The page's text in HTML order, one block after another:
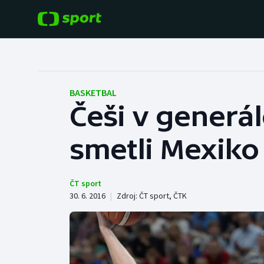
Hokej
Tenis
Cyklistika
Baseball a softbal
Basketbal
Boby a skeleton
Box
BASKETBAL
Češi v
smetli Mexiko
ČT sport
30. 6. 2016 | Zdroj: ČT sport, ČTK